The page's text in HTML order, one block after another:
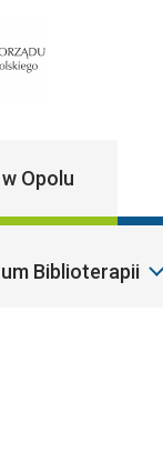
Opolu
Biblioterapii